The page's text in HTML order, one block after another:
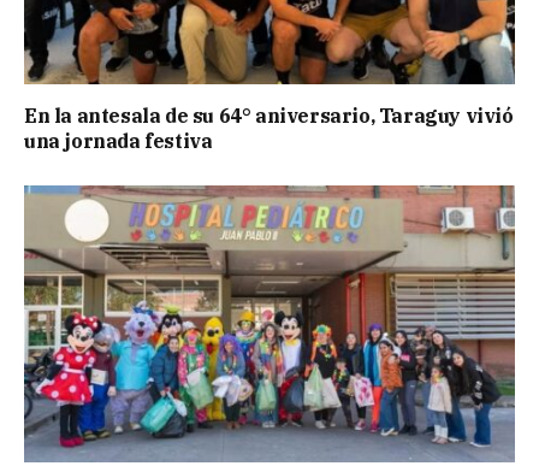
En la antesala de su 64° aniversario, Taraguy vivió
una jornada festiva